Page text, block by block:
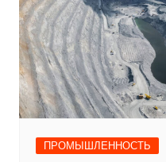
ПРОМЫШЛЕННОСТЬ